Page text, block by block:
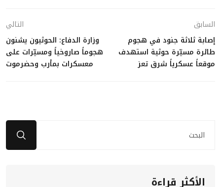
السابق
إصابة ثلاثة جنود في هجوم
طائرة مسيّرة حوثية استهدف
موقعاً عسكرياً شرق تعز
التالي
وزارة الدفاع: الحوثيون يشنون
هجوماً صاروخياً ومسيّرات على
معسكرات بمأرب وحضرموت
الأكثر قراءة